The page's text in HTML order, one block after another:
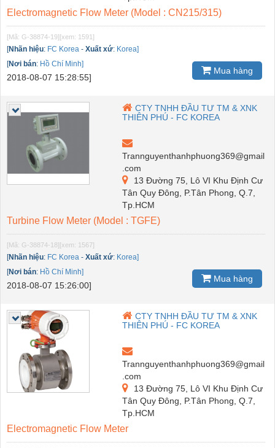
Electromagnetic Flow Meter (Model : CN215/315)
[Mã: G-38874-19][xem: 1591]
[Nhãn hiệu: FC Korea - Xuất xứ: Korea]
[Nơi bán: Hồ Chí Minh]
2018-08-07 15:28:55]
Mua hàng
CTY TNHH ĐẦU TƯ TM & XNK
THIÊN PHÚ - FC KOREA
Trannguyenthanhphuong369@gmail
.com
13 Đường 75, Lô VI Khu Định Cư
Tân Quy Đông, P.Tân Phong, Q.7,
Tp.HCM
Turbine Flow Meter (Model : TGFE)
[Mã: G-38874-18][xem: 1567]
[Nhãn hiệu: FC Korea - Xuất xứ: Korea]
[Nơi bán: Hồ Chí Minh]
2018-08-07 15:26:00]
Mua hàng
CTY TNHH ĐẦU TƯ TM & XNK
THIÊN PHÚ - FC KOREA
Trannguyenthanhphuong369@gmail
.com
13 Đường 75, Lô VI Khu Định Cư
Tân Quy Đông, P.Tân Phong, Q.7,
Tp.HCM
Electromagnetic Flow Meter